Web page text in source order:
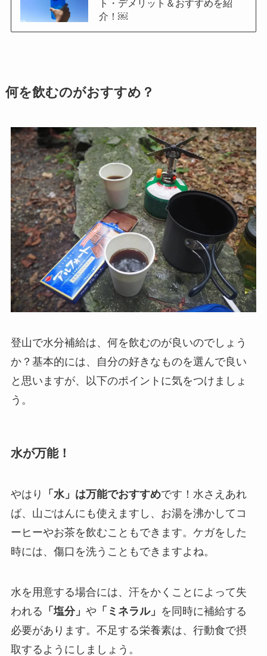
ト・デメリット＆おすすめを紹
介！￼
何を飲むのがおすすめ？
登山で水分補給は、何を飲むのが良いのでしょう
か？基本的には、自分の好きなものを選んで良い
と思いますが、以下のポイントに気をつけましょ
う。
水が万能！
やはり 「水」は万能でおすすめです！水さえあれ
ば、山ごはんにも使えますし、お湯を沸かしてコ
ーヒーやお茶を飲むこともできます。ケガをした
時には、傷口を洗うこともできますよね。
水を用意する場合には、汗をかくことによって失
われる 「塩分」 や 「ミネラル」 を同時に補給する
必要があります。不足する栄養素は、行動食で摂
取するようにしましょう。